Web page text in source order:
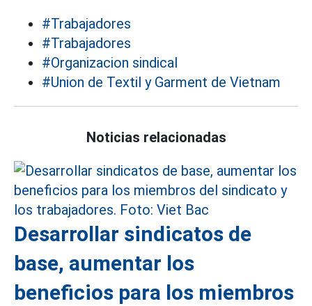
#Trabajadores
#Trabajadores
#Organizacion sindical
#Union de Textil y Garment de Vietnam
Noticias relacionadas
Desarrollar sindicatos de
base, aumentar los
beneficios para los miembros